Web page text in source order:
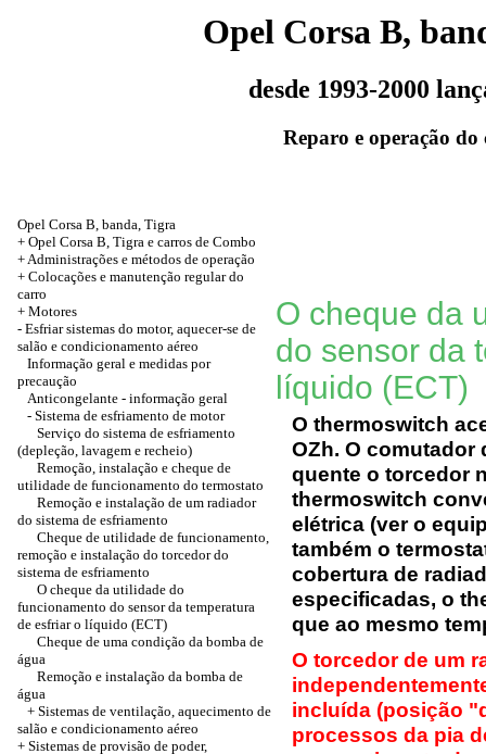
Opel Corsa B,
desde 1993-2000
Reparo e operação do
Opel Corsa B, banda, Tigra
+ Opel Corsa B, Tigra e carros de Combo
+ Administrações e métodos de operação
+ Colocações e manutenção regular do
carro
+ Motores
- Esfriar sistemas do motor, aquecer-se de
salão e condicionamento aéreo
Informação geral e medidas por
precaução
Anticongelante - informação geral
- Sistema de esfriamento de motor
Serviço do sistema de esfriamento
(depleção, lavagem e recheio)
Remoção, instalação e cheque de
utilidade de funcionamento do termostato
Remoção e instalação de um radiador
do sistema de esfriamento
Cheque de utilidade de funcionamento,
remoção e instalação do torcedor do
sistema de esfriamento
O cheque da utilidade do
funcionamento do sensor da temperatura
de esfriar o líquido (ECT)
Cheque de uma condição da bomba de
água
Remoção e instalação da bomba de
água
+ Sistemas de ventilação, aquecimento de
salão e condicionamento aéreo
+ Sistemas de provisão de poder,
O cheque da
do sensor da
líquido (ECT)
O thermoswitch
OZh. O comutador
quente o torcedor
thermoswitch
elétrica (ver o
também o
cobertura de
especificadas, o
que ao mesmo
O torcedor de um
incluída (posição
processos da pia